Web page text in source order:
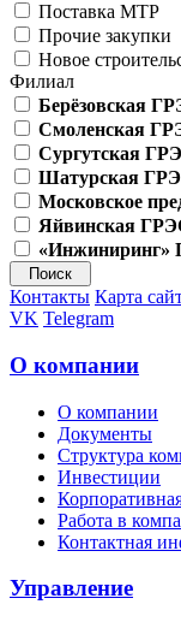
Поставка МТР
Прочие закупки
Новое
Филиал
Берёзовская
Смоленская
Сургутская
Шатурская
Московское
Яйвинская
Контакты Карта
VK Telegram
О компании
О компании
Документы
Структура
Инвестиции
Работа в
Контактная
Управление